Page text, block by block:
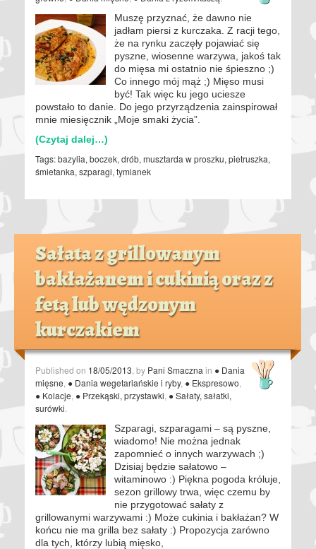
Muszę przyznać, że dawno nie
jadłam piersi z kurczaka. Z racji tego,
że na rynku zaczęły pojawiać się
pyszne, wiosenne warzywa, jakoś tak
do mięsa mi ostatnio nie śpieszno ;)
Co innego mój mąż ;) Mięso musi
być! Tak więc ku jego uciesze
powstało to danie. Do jego przyrządzenia zainspirował
mnie miesięcznik „Moje smaki życia”.
(Czytaj dalej…)
Tags:bazylia, boczek, drób, musztarda w proszku, pietruszka,
śmietanka, szparagi, tymianek
Sałata z grillowanym
bakłażanem i cukinią oraz z
fetą lub wędzonym
kurczakiem
Published on 18/05/2013 , by Pani Smaczna in ● Dania
mięsne ● Dania wegetariańskie i ryby, ● Ekspresowo
● Kolacje ● Przekąski, przystawki ● Sałaty, sałatki,
surówki
Szparagi, szparagami – są pyszne,
wiadomo! Nie można jednak
zapomnieć o innych warzywach ;)
Dzisiaj będzie sałatowo –
witaminowo :) Piękna pogoda króluje,
sezon grillowy trwa, więc czemu by
nie przygotować sałaty z
grillowanymi warzywami :) Może cukinia i bakłażan? W
końcu nie ma grilla bez sałaty :) Propozycja zarówno
dla tych, którzy lubią mięsko,